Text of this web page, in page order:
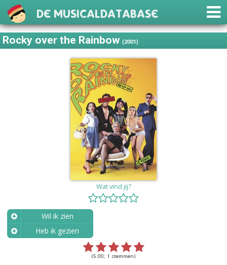
De Musicaldatabase
Rocky over the Rainbow(2001)
Wat vind jij?
Wil ik zien
Heb ik gezien
(5.00; 1 stemmen)